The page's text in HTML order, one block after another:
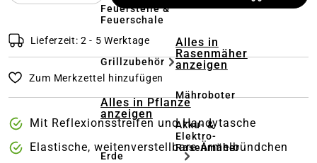
Feuerstelle &
Feuerschale
Grillzubehör
Alles in Pflanze
anzeigen
Erde
Alles in
Rasenmäher
anzeigen
Mähroboter
Akku- &
Elektro-
Rasenmäher
Lieferzeit: 2 - 5 Werktage
Zum Merkzettel hinzufügen
Mit Reflexionsstreifen und Handytasche
Elastische, weitenverstellbare Ärmelbündchen